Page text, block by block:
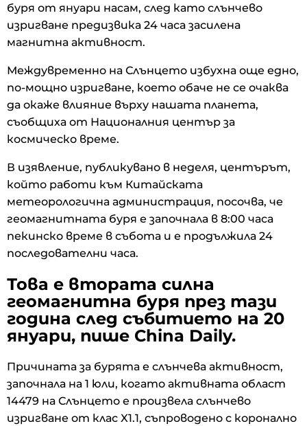
буря от януари насам, след като слънчево
изригване предизвика 24 часа засилена
магнитна активност.
Междувременно на Слънцето избухна още едно,
по-мощно изригване, което обаче не се очаква
да окаже влияние върху нашата планета,
съобщиха от Националния център за
космическо време.
В изявление, публикувано в неделя, центърът,
който работи към Китайската
метеорологична администрация, посочва, че
геомагнитната буря е започнала в 8:00 часа
пекинско време в събота и е продължила 24
последователни часа.
Това е втората силна
геомагнитна буря през тази
година след събитието на 20
януари, пише China Daily.
Причината за бурята е слънчева активност,
започнала на 1 юли, когато активната област
14479 на Слънцето е произвела слънчево
изригване от клас X1.1, съпроводено с коронално